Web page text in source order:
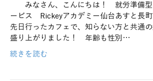
みなさん、こんにちは！ 就労準備
ービス Rickeyアカデミー仙台あすと
先日行ったカフェで、知らない方と共通
盛り上がりました！ 年齢も性別…
続きを読む